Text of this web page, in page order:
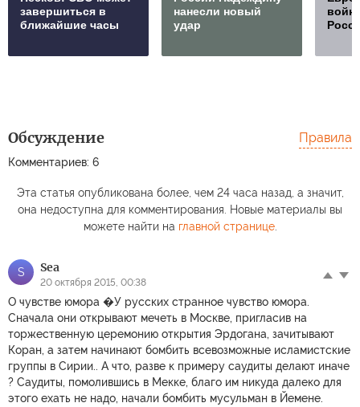
завершиться в
ближайшие часы
нанесли новый
удар
Обсуждение
Комментариев: 6
Правила
Эта статья опубликована более, чем 24 часа назад, а значит,
она недоступна для комментирования. Новые материалы вы
можете найти на главной странице.
S Sea
20 октября 2015, 00:38
О чувстве юмора �У русских странное чувство юмора.
Сначала они открывают мечеть в Москве, пригласив на
торжественную церемонию открытия Эрдогана, зачитывают
Коран, а затем начинают бомбить всевозможные исламистские
группы в Сирии.. А что, разве к примеру саудиты делают иначе
? Саудиты, помолившись в Мекке, благо им никуда далеко для
этого ехать не надо, начали бомбить мусульман в Йемене.